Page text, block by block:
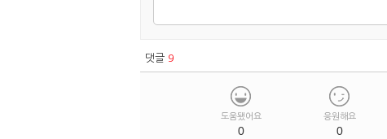
댓글 9
도움됐어요
0
응원해요
0